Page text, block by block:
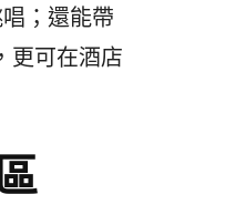
；還能帶
更可在酒店